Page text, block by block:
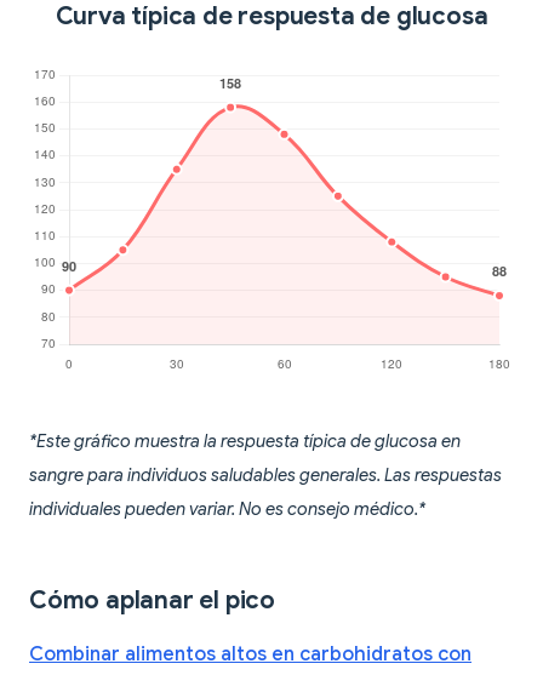
Curva típica de respuesta de glucosa
*Este gráfico muestra la respuesta típica de glucosa en
sangre para individuos saludables generales. Las respuestas
individuales pueden variar. No es consejo médico.*
Cómo aplanar el pico
Combinar alimentos altos en carbohidratos con